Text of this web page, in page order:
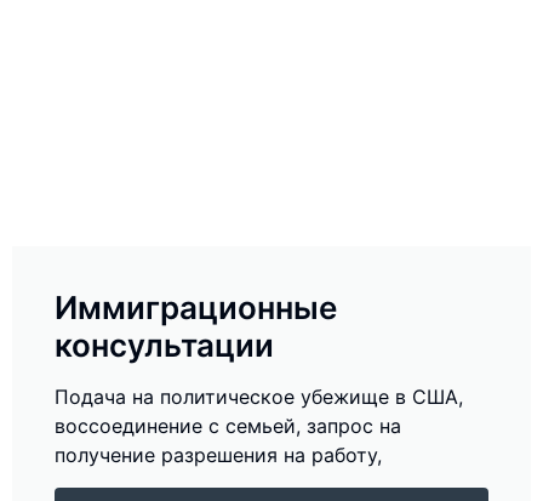
Иммиграционные
консультации
Подача на политическое убежище в США,
воссоединение с семьей, запрос на
получение разрешения на работу,